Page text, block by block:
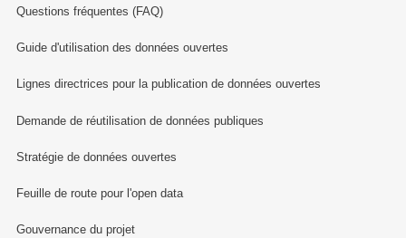
Questions fréquentes (FAQ)
Guide d'utilisation des données ouvertes
Lignes directrices pour la publication de données ouvertes
Demande de réutilisation de données publiques
Stratégie de données ouvertes
Feuille de route pour l'open data
Gouvernance du projet